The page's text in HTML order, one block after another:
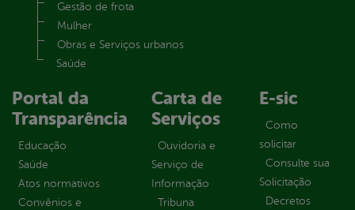
Gestão de frota
Mulher
Obras e Serviços urbanos
Saúde
Portal da
Transparência
Educação
Saúde
Atos normativos
Convênios e
Carta de
Serviços
Ouvidoria e
Serviço de
Informação
Tribuna
E-sic
Como
solicitar
Consulte sua
Solicitação
Decretos